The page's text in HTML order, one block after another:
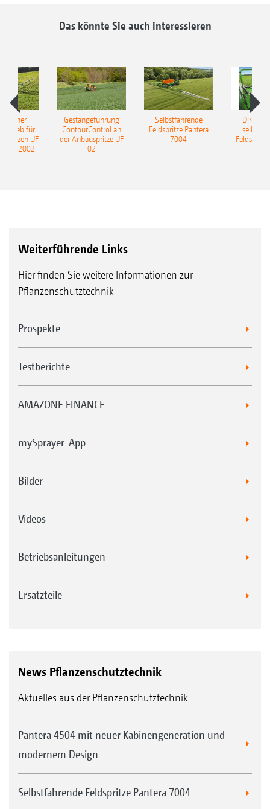
Das könnte Sie auch interessieren
für
UF
UF 2002
Gestängeführung
ContourControl an
der Anbauspritze UF
02
Selbstfahrende
Feldspritze Pantera
7004
Weiterführende Links
Hier finden Sie weitere Informationen zur
Pflanzenschutztechnik
Prospekte
Testberichte
AMAZONE FINANCE
mySprayer-App
Bilder
Videos
Betriebsanleitungen
Ersatzteile
News Pflanzenschutztechnik
Aktuelles aus der Pflanzenschutztechnik
Pantera 4504 mit neuer Kabinengeneration und
modernem Design
Selbstfahrende Feldspritze Pantera 7004